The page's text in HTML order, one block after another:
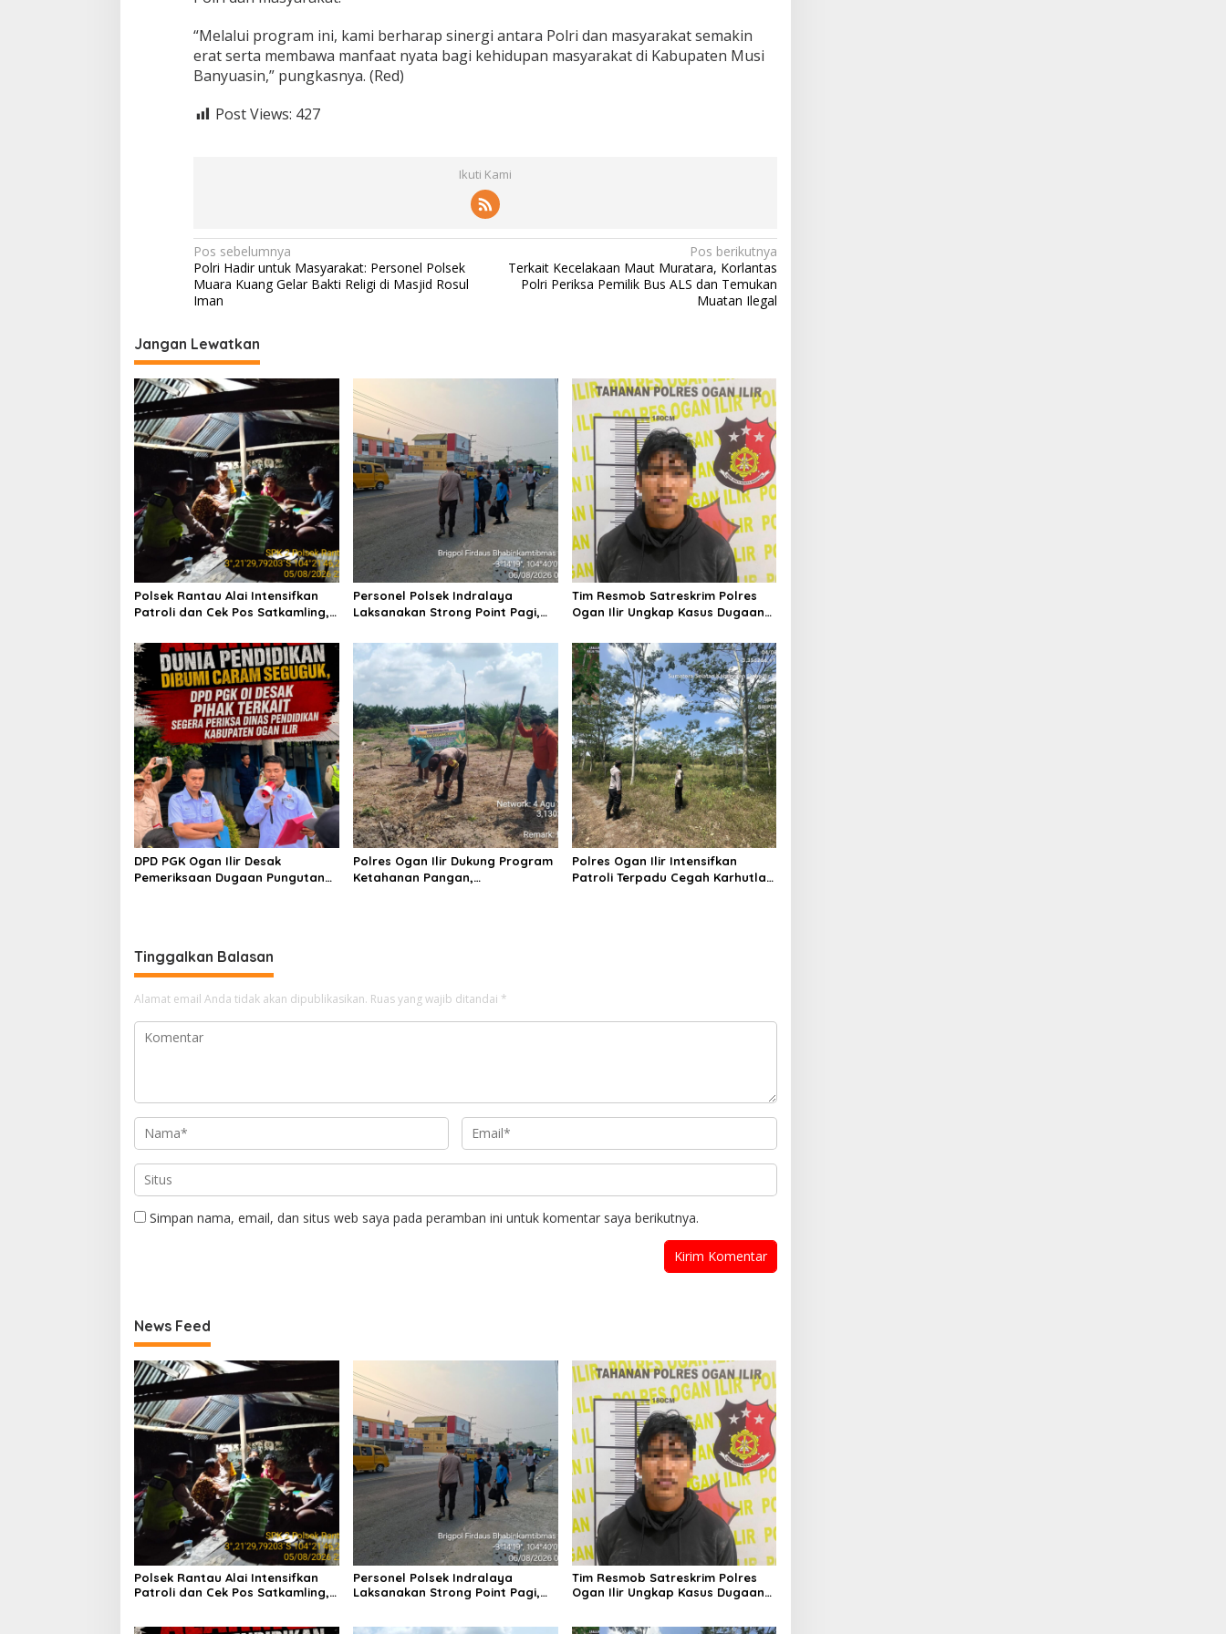
“Melalui program ini, kami berharap sinergi antara Polri dan masyarakat semakin
erat serta membawa manfaat nyata bagi kehidupan masyarakat di Kabupaten Musi
Banyuasin,” pungkasnya. (Red)
Post Views: 427
Ikuti Kami
N
a
v
i
g
a
s
i
p
o
s
Pos sebelumnya
Polri Hadir untuk Masyarakat: Personel Polsek
Muara Kuang Gelar Bakti Religi di Masjid Rosul
Iman
Pos berikutnya
Terkait Kecelakaan Maut Muratara, Korlantas
Polri Periksa Pemilik Bus ALS dan Temukan
Muatan Ilegal
Jangan Lewatkan
Polsek Rantau Alai Intensifkan
Patroli dan Cek Pos Satkamling,
Personel Polsek Indralaya
Laksanakan Strong Point Pagi,
Saat Jam Masuk Sekolah
Tim Resmob Satreskrim Polres
Ogan Ilir Ungkap Kasus Dugaan
Satu Terduga Pelaku Diamankan
DPD PGK Ogan Ilir Desak
Pemeriksaan Dugaan Pungutan
Polres Ogan Ilir Dukung Program
Ketahanan Pangan,
Polres Ogan Ilir Intensifkan
Patroli Terpadu Cegah Karhutla
Tinggalkan Balasan
Alamat email Anda tidak akan dipublikasikan. Ruas yang wajib ditandai *
Simpan nama, email, dan situs web saya pada peramban ini untuk komentar saya berikutnya.
News Feed
Polsek Rantau Alai Intensifkan
Patroli dan Cek Pos Satkamling,
Personel Polsek Indralaya
Laksanakan Strong Point Pagi,
Tim Resmob Satreskrim Polres
Ogan Ilir Ungkap Kasus Dugaan